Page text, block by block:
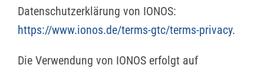
Datenschutzerklärung von IONOS:
https://www.ionos.de/terms-gtc/terms-privacy.
Die Verwendung von IONOS erfolgt auf